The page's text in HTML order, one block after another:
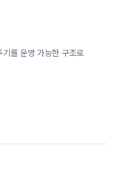
를 운영 가능한 구조로